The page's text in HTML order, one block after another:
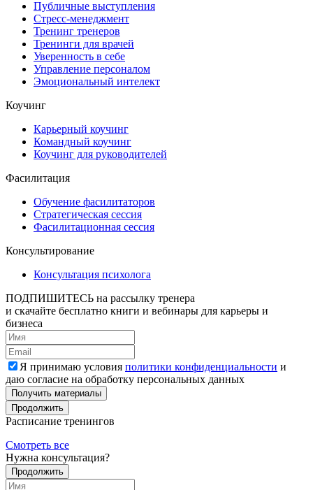
Публичные выступления
Стресс-менеджмент
Тренинг тренеров
Тренинги для врачей
Уверенность в себе
Управление персоналом
Эмоциональный интелект
Коучинг
Карьерный коучинг
Командный коучинг
Коучинг для руководителей
Фасилитация
Обучение фасилитаторов
Стратегическая сессия
Фасилитационная сессия
Консультирование
Консультация психолога
ПОДПИШИТЕСЬ на рассылку тренера
и скачайте бесплатно книги и вебинары для карьеры и
бизнеса
Я принимаю условия политики конфиденциальности и
даю согласие на обработку персональных данных
Получить материалы
Продолжить
Расписание тренингов
Смотреть все
Нужна консультация?
Продолжить